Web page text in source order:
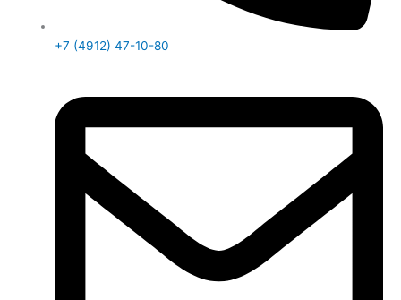
+7 (4912) 47-10-80